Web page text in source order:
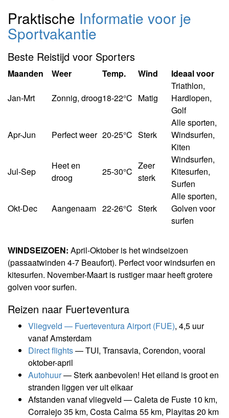
Praktische Informatie voor je
Sportvakantie
Beste Reistijd voor Sporters
Maanden Weer Temp. Wind Ideaal voor
Jan-Mrt Zonnig, droog18-22°C Matig
Triathlon,
Hardlopen,
Golf
Apr-Jun Perfect weer 20-25°C Sterk
Alle sporten,
Windsurfen,
Kiten
Jul-Sep
Heet en
droog
25-30°C
Zeer
sterk
Windsurfen,
Kitesurfen,
Surfen
Okt-Dec Aangenaam 22-26°C Sterk
Alle sporten,
Golven voor
surfen
WINDSEIZOEN: April-Oktober is het windseizoen
(passaatwinden 4-7 Beaufort). Perfect voor windsurfen en
kitesurfen. November-Maart is rustiger maar heeft grotere
golven voor surfen.
Reizen naar Fuerteventura
Vliegveld — Fuerteventura Airport (FUE), 4,5 uur
vanaf Amsterdam
Direct flights— TUI, Transavia, Corendon, vooral
oktober-april
Autohuur— Sterk aanbevolen! Het eiland is groot en
stranden liggen ver uit elkaar
Afstanden vanaf vliegveld — Caleta de Fuste 10 km,
Corralejo 35 km, Costa Calma 55 km, Playitas 20 km